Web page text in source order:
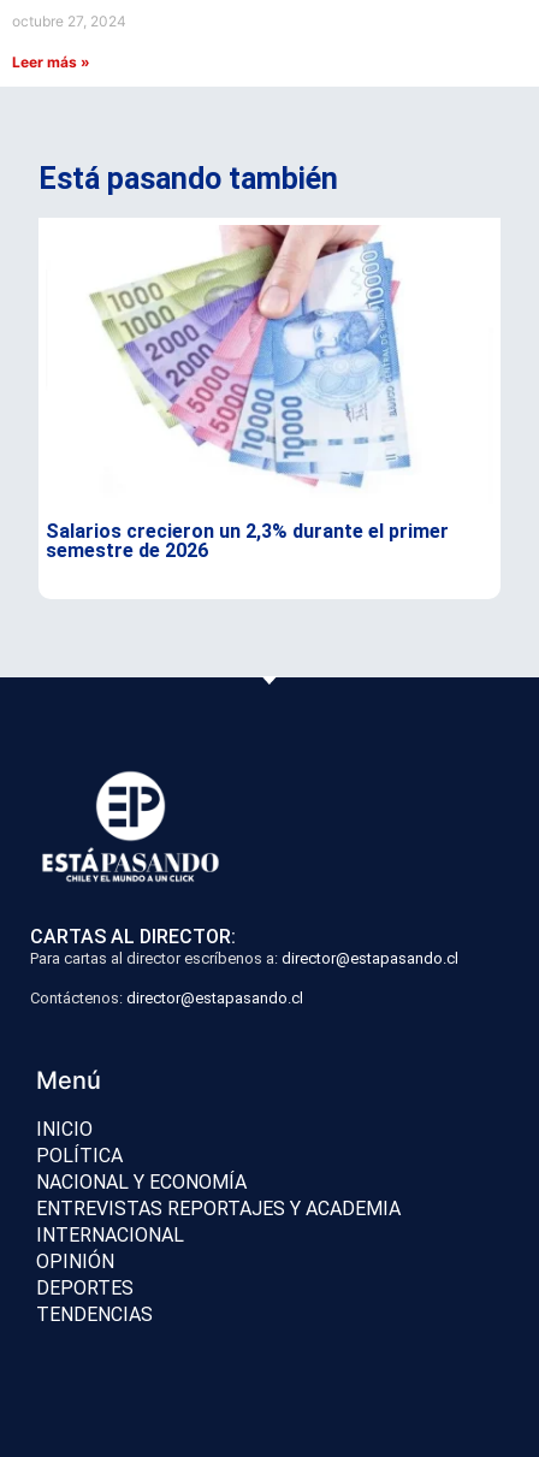
octubre 27, 2024
Leer más »
Está pasando también
Salarios crecieron un 2,3% durante el primer
semestre de 2026
CARTAS AL DIRECTOR:
Para cartas al director escríbenos a: director@estapasando.cl
Contáctenos: director@estapasando.cl
Menú
INICIO
POLÍTICA
NACIONAL Y ECONOMÍA
ENTREVISTAS REPORTAJES Y ACADEMIA
INTERNACIONAL
OPINIÓN
DEPORTES
TENDENCIAS